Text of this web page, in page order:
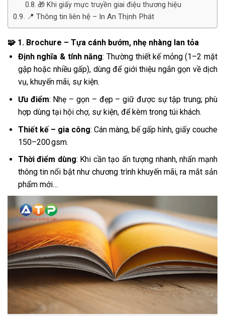
🎁 Khi giấy mực truyền giai điệu thương hiệu
📍 Thông tin liên hệ – In An Thịnh Phát
🧩 1. Brochure – Tựa cánh bướm, nhẹ nhàng lan tỏa
Định nghĩa & tính năng: Thường thiết kế mỏng (1–2 mặt
gập hoặc nhiều gấp), dùng để giới thiệu ngắn gọn về dịch
vụ, khuyến mãi, sự kiện.
Ưu điểm: Nhẹ – gọn – đẹp – giữ được sự tập trung; phù
hợp dùng tại hội chợ, sự kiện, để kèm trong túi khách.
Thiết kế – gia công: Cán màng, bế gấp hình, giấy couche
150–200 gsm.
Thời điểm dùng: Khi cần tạo ấn tượng nhanh, nhấn mạnh
thông tin nổi bật như chương trình khuyến mãi, ra mắt sản
phẩm mới…